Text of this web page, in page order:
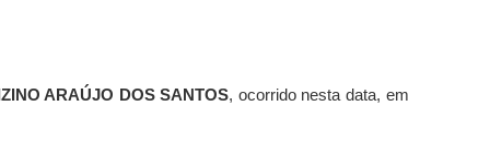
ARAÚJO DOS SANTOS, ocorrido nesta data, em